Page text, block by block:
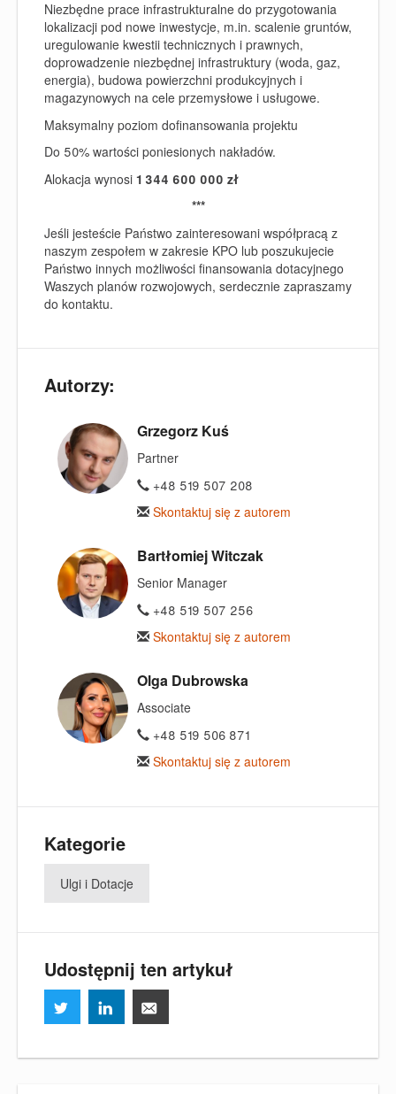
Niezbędne prace infrastrukturalne do przygotowania
lokalizacji pod nowe inwestycje, m.in. scalenie gruntów,
uregulowanie kwestii technicznych i prawnych,
doprowadzenie niezbędnej infrastruktury (woda, gaz,
energia), budowa powierzchni produkcyjnych i
magazynowych na cele przemysłowe i usługowe.
Maksymalny poziom dofinansowania projektu
Do 50% wartości poniesionych nakładów.
Alokacja wynosi 1 344 600 000 zł
***
Jeśli jesteście Państwo zainteresowani współpracą z
naszym zespołem w zakresie KPO lub poszukujecie
Państwo innych możliwości finansowania dotacyjnego
Waszych planów rozwojowych, serdecznie zapraszamy
do kontaktu.
Autorzy:
Grzegorz Kuś
Partner
+48 519 507 208
Skontaktuj się z autorem
Bartłomiej Witczak
Senior Manager
+48 519 507 256
Skontaktuj się z autorem
Olga Dubrowska
Associate
+48 519 506 871
Skontaktuj się z autorem
Kategorie
Ulgi i Dotacje
Udostępnij ten artykuł